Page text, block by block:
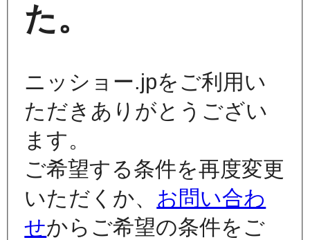
た。
ニッショー.jpをご利用い
ただきありがとうござい
ます。
ご希望する条件を再度変更
いただくか、 お問い合わ
せからご希望の条件をご